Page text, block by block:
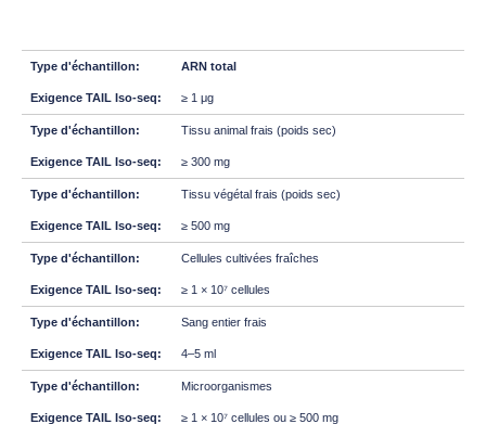
ARN total
≥ 1 μg
Tissu animal frais (poids sec)
≥ 300 mg
Tissu végétal frais (poids sec)
≥ 500 mg
Cellules cultivées fraîches
≥ 1 × 10⁷ cellules
Sang entier frais
4–5 ml
Microorganismes
≥ 1 × 10⁷ cellules ou ≥ 500 mg